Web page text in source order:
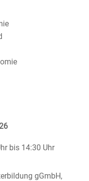
bis 14:30 Uhr
gGmbH,